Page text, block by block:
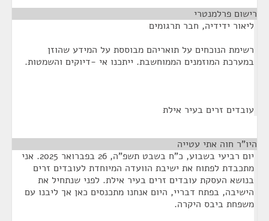
רישום פרלמנטרי
ליאור ידידיה, חבר תרגומים
רשימת הנוכחים על תואריהם מבוססת על המידע שהוזן
במערכת המוזמנים הממוחשבת. ייתכנו אי -דיוקים והשמטות.
עובדים זרים בעיר אילת
היו"ר חוה אתי עטייה
יום רביעי בשבוע, כ"ח בשבט תשפ"ה, 26 בפברואר 2025. אני
מתכבדת לפתוח את ישיבת הוועדה המיוחדת לעובדים זרים
בנושא העסקת עובדים זרים בעיר אילת. לפני שנתחיל את
הישיבה, בפתח דבריי, היום אנחנו מתכנסים כאן אך ליבנו עם
משפחת ביבס היקרה.